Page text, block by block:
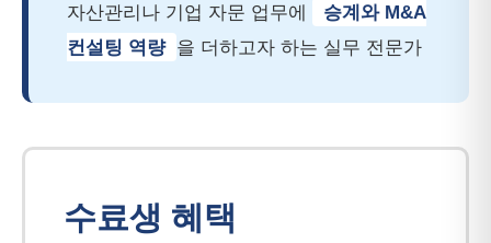
자산관리나 기업 자문 업무에
승계와 M&A
컨설팅 역량 을 더하고자 하는 실무 전문가
수료생 혜택